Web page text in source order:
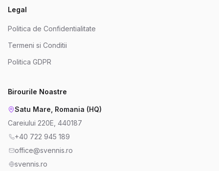
Legal
Politica de Confidentialitate
Termeni si Conditii
Politica GDPR
Birourile Noastre
Satu Mare, Romania (HQ)
Careiului 220E, 440187
+40 722 945 189
office@svennis.ro
svennis.ro